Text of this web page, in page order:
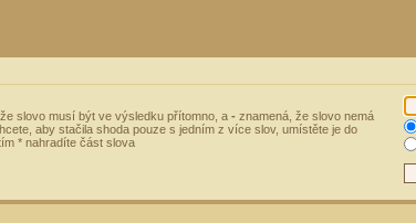
slovo musí být ve výsledku přítomno, a - znamená, že slovo nemá
aby stačila shoda pouze s jedním z více slov, umístěte je do
* nahradíte část slova